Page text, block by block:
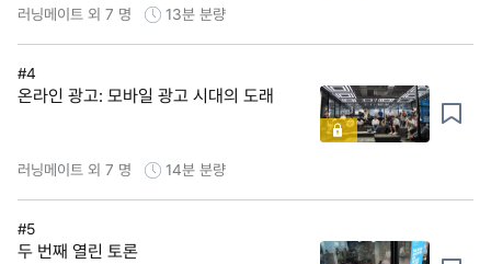
러닝메이트 외 7 명 13분 분량
#4
온라인 광고: 모바일 광고 시대의 도래
러닝메이트 외 7 명 14분 분량
#5
두 번째 열린 토론